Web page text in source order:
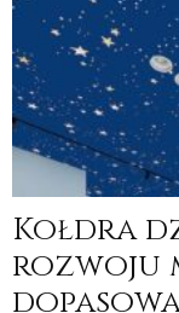
Kołdra
rozwoju